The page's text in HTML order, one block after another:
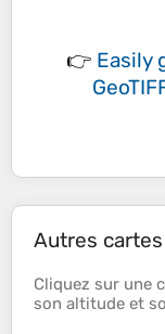
👉 Easily
Autres
Cliquez sur une
son altitude et